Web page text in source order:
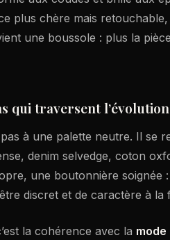
plus chère mais
une boussole : plus la
qui traversent
à une palette neutre. Il se
denim selvedge, coton
une boutonnière soignée
discret et de caractère à la
la cohérence avec la mode